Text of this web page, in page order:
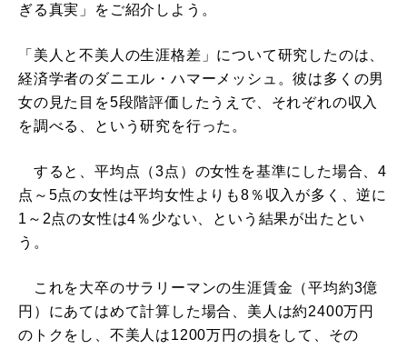
ぎる真実」をご紹介しよう。
「美人と不美人の生涯格差」について研究したのは、
経済学者のダニエル・ハマーメッシュ。彼は多くの男
女の見た目を5段階評価したうえで、それぞれの収入
を調べる、という研究を行った。
すると、平均点（3点）の女性を基準にした場合、4
点～5点の女性は平均女性よりも8％収入が多く、逆に
1～2点の女性は4％少ない、という結果が出たとい
う。
これを大卒のサラリーマンの生涯賃金（平均約3億
円）にあてはめて計算した場合、美人は約2400万円
のトクをし、不美人は1200万円の損をして、その